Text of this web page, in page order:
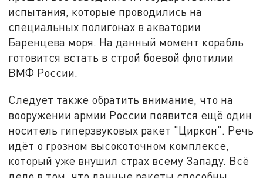
испытания, которые проводились на
специальных полигонах в акватории
Баренцева моря. На данный момент корабль
готовится встать в строй боевой флотилии
ВМФ России.
Следует также обратить внимание, что на
вооружении армии России появится ещё один
носитель гиперзвуковых ракет "Циркон". Речь
идёт о грозном высокоточном комплексе,
который уже внушил страх всему Западу. Всё